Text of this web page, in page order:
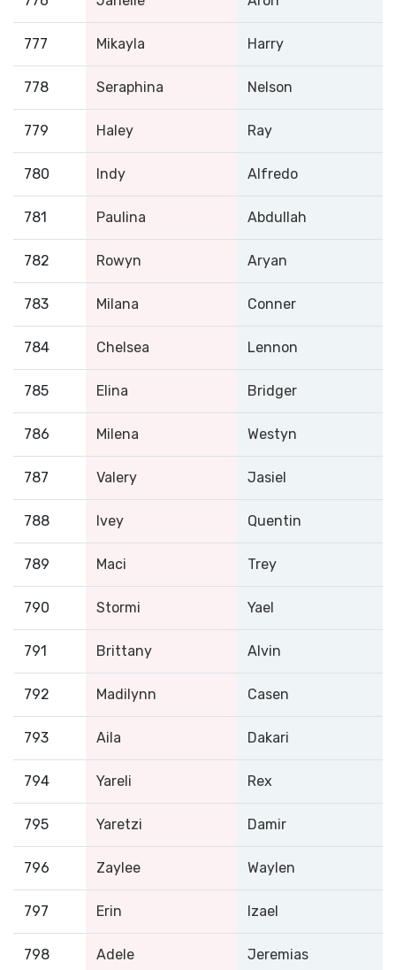
777 Mikayla Harry
778 Seraphina Nelson
779 Haley Ray
780 Indy Alfredo
781 Paulina Abdullah
782 Rowyn Aryan
783 Milana Conner
784 Chelsea Lennon
785 Elina Bridger
786 Milena Westyn
787 Valery Jasiel
788 Ivey Quentin
789 Maci Trey
790 Stormi Yael
791 Brittany Alvin
792 Madilynn Casen
793 Aila Dakari
794 Yareli Rex
795 Yaretzi Damir
796 Zaylee Waylen
797 Erin Izael
798 Adele Jeremias